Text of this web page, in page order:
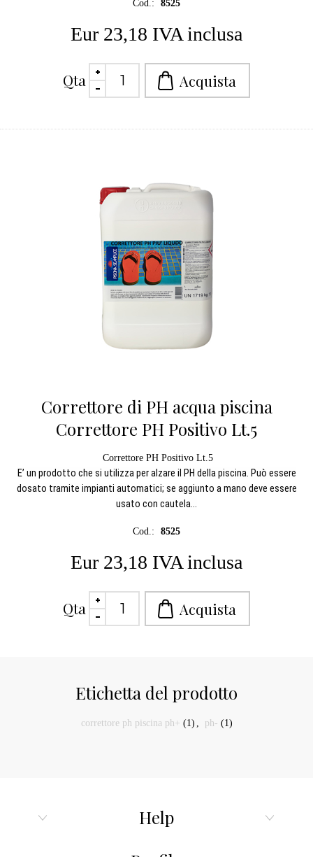
Cod.: 8525
Eur 23,18 IVA inclusa
Qta
Correttore di PH acqua piscina
Correttore PH Positivo Lt.5
Correttore PH Positivo Lt.5
E’ un prodotto che si utilizza per alzare il PH della piscina. Può essere
dosato tramite impianti automatici; se aggiunto a mano deve essere
usato con cautela...
Cod.: 8525
Eur 23,18 IVA inclusa
Qta
Etichetta del prodotto
correttore ph piscina ph+ (1) , ph- (1)
Help